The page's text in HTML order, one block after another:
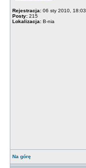
Rejestracja: 06 sty 2010, 18:03
Posty: 215
Lokalizacja: B-nia
Na górę